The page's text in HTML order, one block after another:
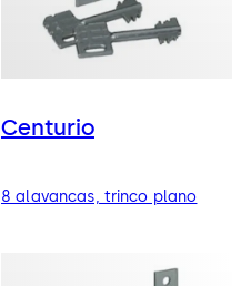
Centurio
8 alavancas, trinco plano